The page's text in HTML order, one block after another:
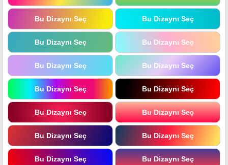
Bu Dizaynı Seç Bu Dizaynı Seç
Bu Dizaynı Seç Bu Dizaynı Seç
Bu Dizaynı Seç Bu Dizaynı Seç
Bu Dizaynı Seç Bu Dizaynı Seç
Bu Dizaynı Seç Bu Dizaynı Seç
Bu Dizaynı Seç Bu Dizaynı Seç
Bu Dizaynı Seç Bu Dizaynı Seç